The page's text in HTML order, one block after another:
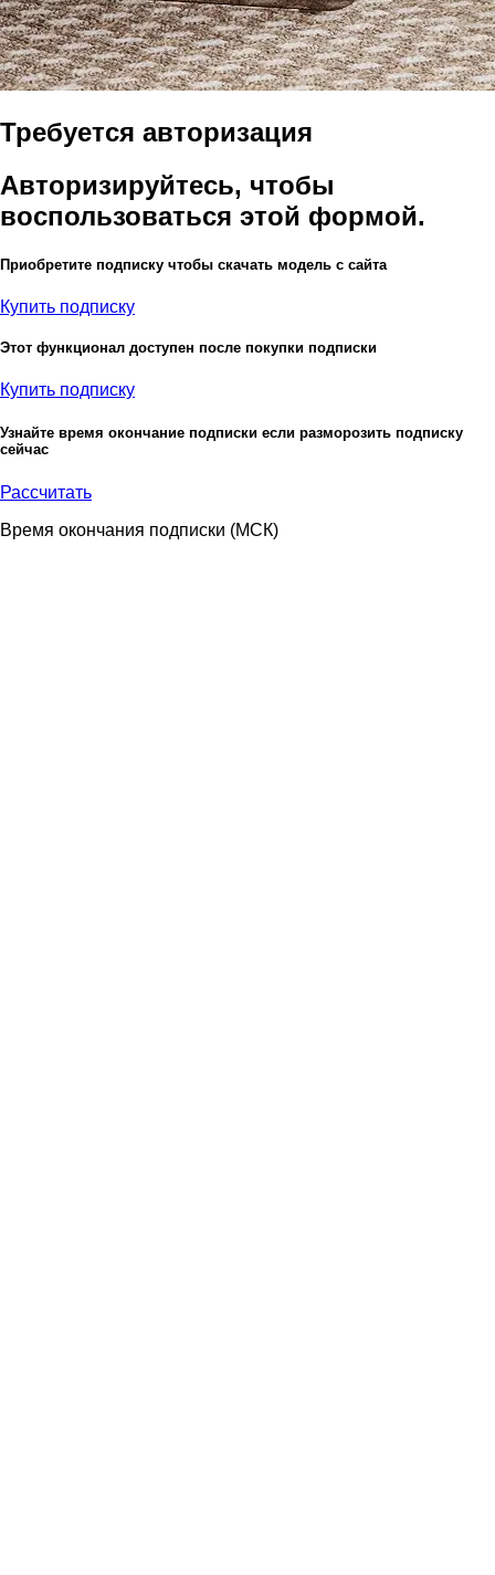
Требуется авторизация
Авторизируйтесь, чтобы
воспользоваться этой формой.
Приобретите подписку чтобы скачать модель с сайта
Купить подписку
Этот функционал доступен после покупки подписки
Купить подписку
Узнайте время окончание подписки если разморозить подписку
сейчас
Рассчитать
Время окончания подписки (МСК)